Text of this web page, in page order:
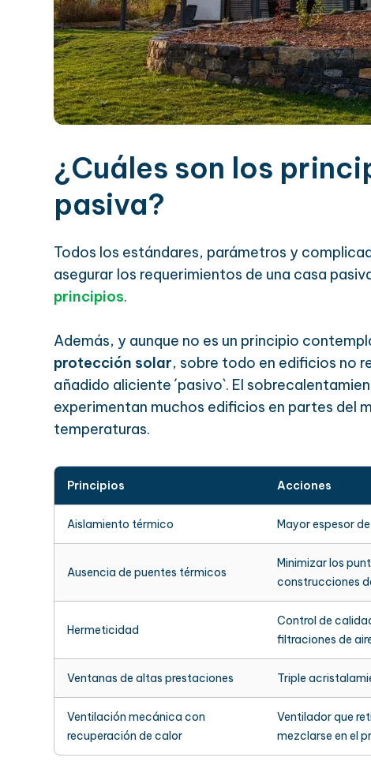
¿Cuáles son los
pasiva?
Todos los estándares, parámetros y
asegurar los requerimientos de una casa
principios.
Además, y aunque no es un principio
protección solar, sobre todo en edificios no
añadido aliciente ´pasivo`. El
experimentan muchos edificios en partes del
temperaturas.
Principios Acciones
Aislamiento térmico Mayor espesor
Ausencia de puentes térmicos
Minimizar los
construcciones
Hermeticidad
Control de
filtraciones de
Ventanas de altas prestaciones Triple
Ventilación mecánica con
recuperación de calor
Ventilador que
mezclarse en el